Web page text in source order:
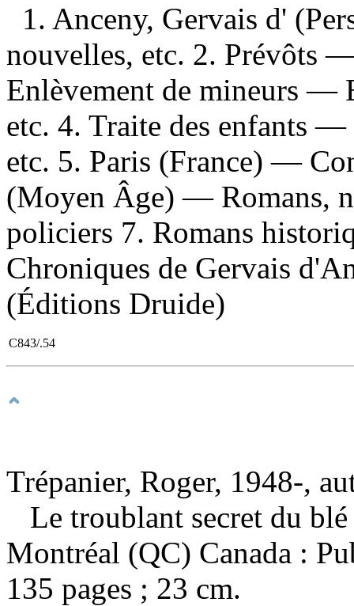
1. Anceny, Gervais d'
nouvelles, etc. 2. Prévôts
Enlèvement de mineurs —
etc. 4. Traite des enfants
etc. 5. Paris (France) —
(Moyen Âge) — Romans,
policiers 7. Romans
Chroniques de Gervais
(Éditions Druide)
C843/.54
Trépanier, Roger, 1948-,
Le troublant secret du
Montréal (QC) Canada :
135 pages ; 23 cm.